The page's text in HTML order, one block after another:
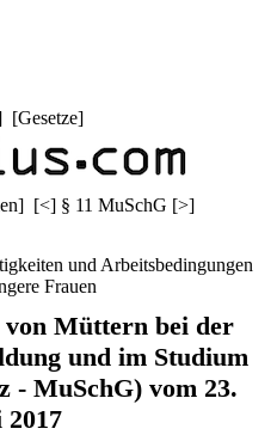
[Gesetze]
] [<] § 11 MuSchG [>]
und Arbeitsbedingungen
Frauen
von Müttern bei der
und im Studium
- MuSchG) vom 23.